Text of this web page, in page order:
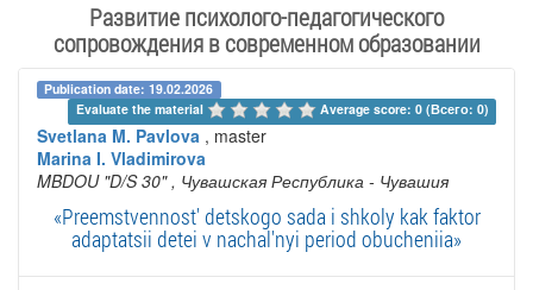
Развитие психолого-педагогического
сопровождения в современном образовании
Publication date: 19.02.2026
Evaluate the material
Average score: 0 (Всего: 0)
Svetlana M. Pavlova , master
Marina I. Vladimirova
MBDOU "D/S 30" , Чувашская Республика - Чувашия
«Preemstvennost' detskogo sada i shkoly kak faktor
adaptatsii detei v nachal'nyi period obucheniia»